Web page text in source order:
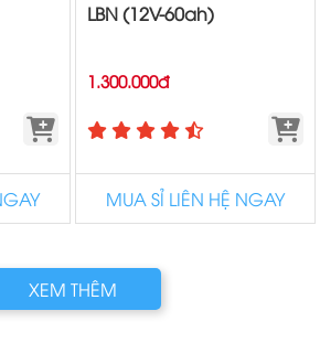
LBN (12V-60ah)
1.300.000đ
MUA SỈ LIÊN HỆ NGAY
XEM THÊM